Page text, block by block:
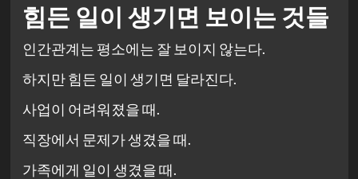
힘든 일이 생기면 보이는 것들
인간관계는 평소에는 잘 보이지 않는다.
하지만 힘든 일이 생기면 달라진다.
사업이 어려워졌을 때.
직장에서 문제가 생겼을 때.
가족에게 일이 생겼을 때.